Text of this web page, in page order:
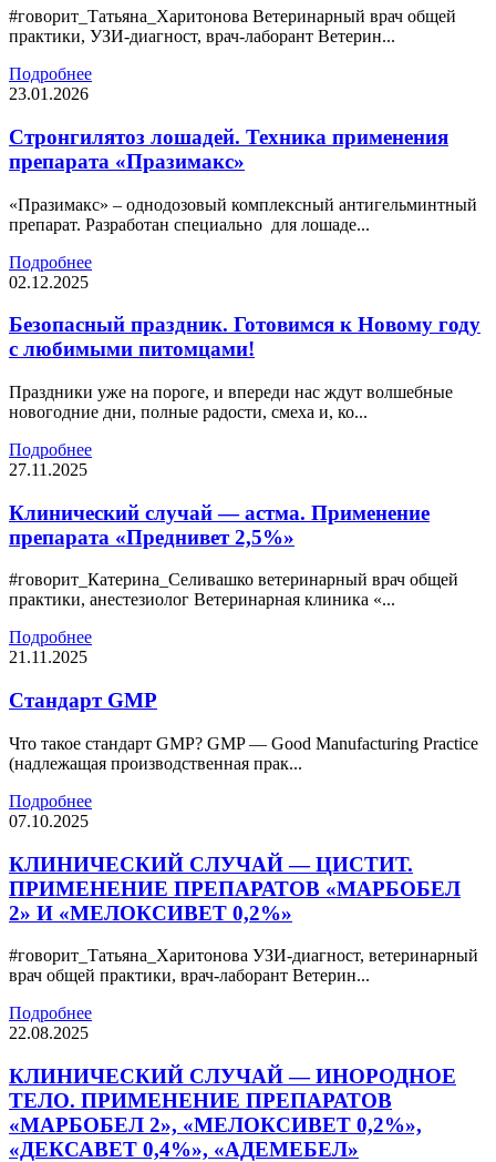
#говорит_Татьяна_Харитонова Ветеринарный врач общей
практики, УЗИ-диагност, врач-лаборант Ветерин...
Подробнее
23.01.2026
Стронгилятоз лошадей. Техника применения
препарата «Празимакс»
«Празимакс» – однодозовый комплексный антигельминтный
препарат. Разработан специально для лошаде...
Подробнее
02.12.2025
Безопасный праздник. Готовимся к Новому году
с любимыми питомцами!
Праздники уже на пороге, и впереди нас ждут волшебные
новогодние дни, полные радости, смеха и, ко...
Подробнее
27.11.2025
Клинический случай — астма. Применение
препарата «Преднивет 2,5%»
#говорит_Катерина_Селивашко ветеринарный врач общей
практики, анестезиолог Ветеринарная клиника «...
Подробнее
21.11.2025
Стандарт GMP
Что такое стандарт GMP? GMP — Good Manufacturing Practicе
(надлежащая производственная прак...
Подробнее
07.10.2025
КЛИНИЧЕСКИЙ СЛУЧАЙ — ЦИСТИТ.
ПРИМЕНЕНИЕ ПРЕПАРАТОВ «МАРБОБЕЛ
2» И «МЕЛОКСИВЕТ 0,2%»
#говорит_Татьяна_Харитонова УЗИ-диагност, ветеринарный
врач общей практики, врач-лаборант Ветерин...
Подробнее
22.08.2025
КЛИНИЧЕСКИЙ СЛУЧАЙ — ИНОРОДНОЕ
ТЕЛО. ПРИМЕНЕНИЕ ПРЕПАРАТОВ
«МАРБОБЕЛ 2», «МЕЛОКСИВЕТ 0,2%»,
«ДЕКСАВЕТ 0,4%», «АДЕМЕБЕЛ»